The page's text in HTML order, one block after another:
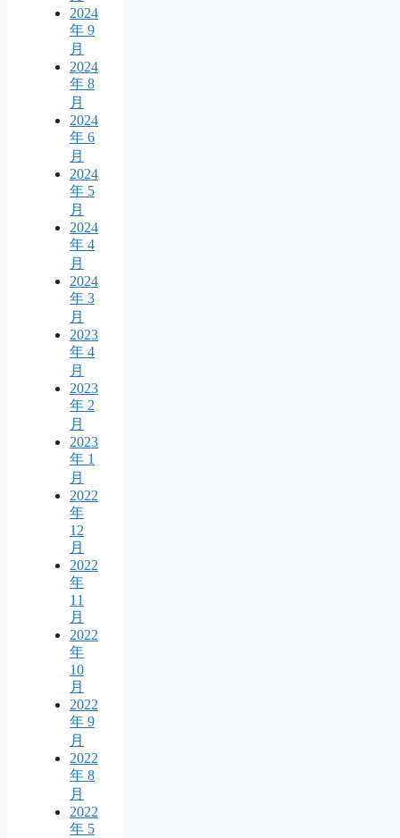
2024
年 9
月
2024
年 8
月
2024
年 6
月
2024
年 5
月
2024
年 4
月
2024
年 3
月
2023
年 4
月
2023
年 2
月
2023
年 1
月
2022
年
12
月
2022
年
11
月
2022
年
10
月
2022
年 9
月
2022
年 8
月
2022
年 5